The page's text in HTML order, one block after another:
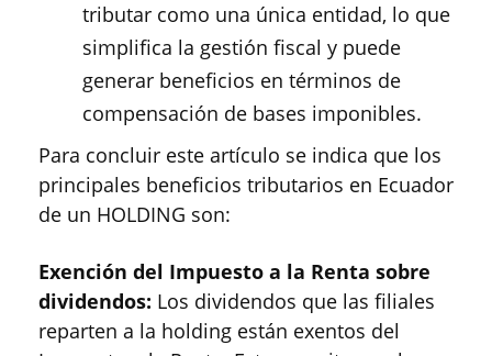
tributar como una única entidad, lo que
simplifica la gestión fiscal y puede
generar beneficios en términos de
compensación de bases imponibles.
Para concluir este artículo se indica que los
principales beneficios tributarios en Ecuador
de un HOLDING son:
Exención del Impuesto a la Renta sobre
dividendos: Los dividendos que las filiales
reparten a la holding están exentos del